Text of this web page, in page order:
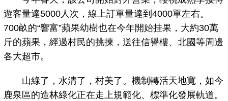
遊客量達5000人次，線上訂單量達到4000單左右。
700畝的“響富”蘋果幼樹也在今年開始挂果，大約30萬
斤的蘋果，經過村民的挑揀，送往信譽樓、北國等周邊
各大超市。
山綠了，水清了，村美了。機制轉活天地寬，如今
鹿泉區的造林綠化正在走上規範化、標準化發展軌道。